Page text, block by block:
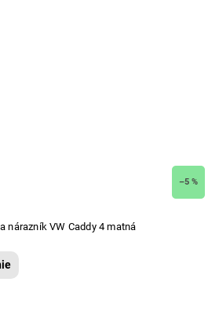
–5 %
nárazník VW Caddy 4 matná